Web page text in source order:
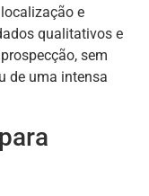
e
qualitativos e
sem
de uma intensa